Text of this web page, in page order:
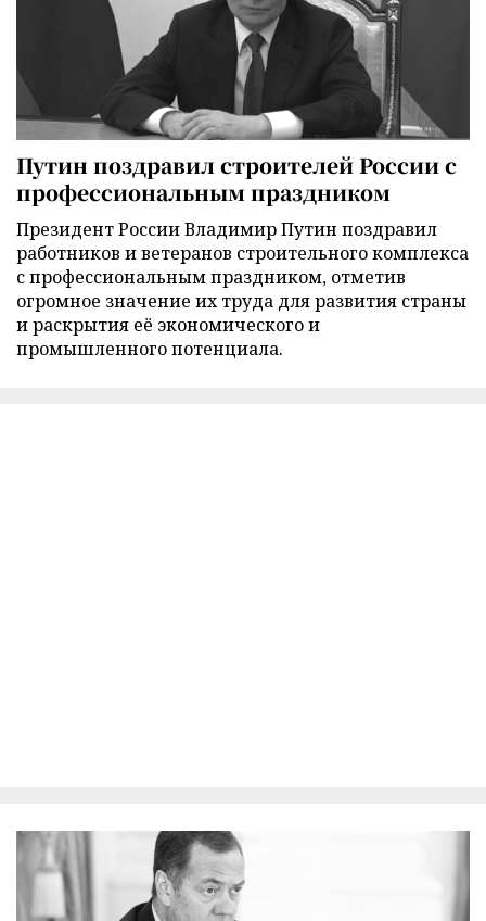
Путин поздравил строителей России с
профессиональным праздником
Президент России Владимир Путин поздравил
работников и ветеранов строительного комплекса
с профессиональным праздником, отметив
огромное значение их труда для развития страны
и раскрытия её экономического и
промышленного потенциала.